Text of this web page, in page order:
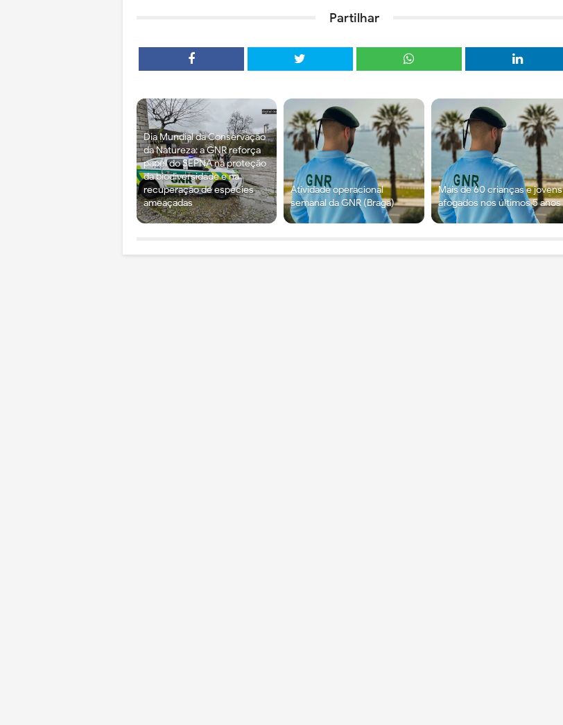
Partilhar
Dia Mundial da Conservação
da Natureza: a GNR reforça
papel do SEPNA na proteção
da biodiversidade e na
recuperação de espécies
ameaçadas
Atividade operacional
semanal da GNR (Braga)
Mais de 60 crianças e jovens
afogados nos últimos 5 anos